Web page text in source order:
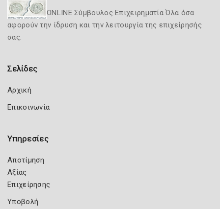
ONLINE Σύμβουλος Επιχειρηματία Όλα όσα
αφορούν την ίδρυση και την λειτουργία της επιχείρησής
σας.
Σελίδες
Αρχική
Επικοινωνία
Υπηρεσίες
Αποτίμηση
Αξίας
Επιχείρησης
Υποβολή